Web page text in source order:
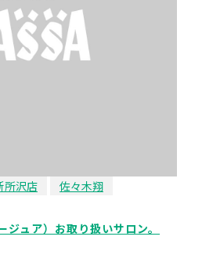
所沢店 佐々木翔
ュア）お取り扱いサロン。